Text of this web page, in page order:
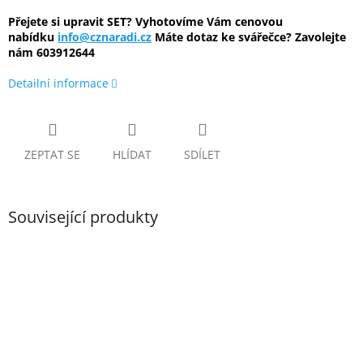
Přejete si upravit SET? Vyhotovíme Vám cenovou
nabídku info@cznaradi.cz Máte dotaz ke svářečce? Zavolejte
nám 603912644
Detailní informace
ZEPTAT SE HLÍDAT SDÍLET
Související produkty